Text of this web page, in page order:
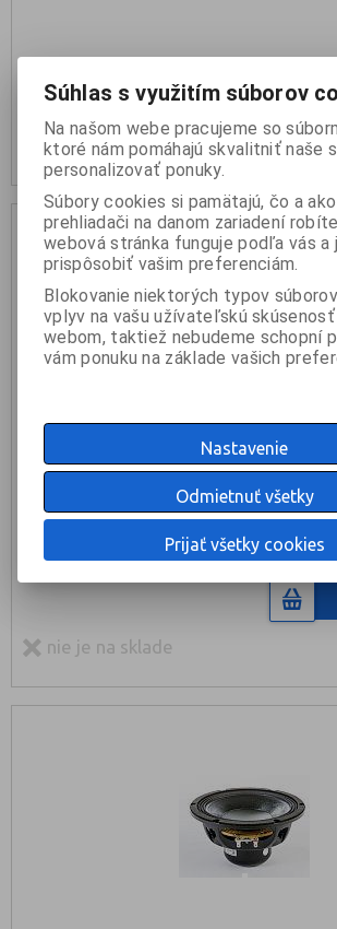
nie je na sklade
Akcia - 10 %
18 SOUND 8M400F 8ohm
nie je na sklade
Súhlas s využitím súborov
Na našom webe pracujeme so
ktoré nám pomáhajú skvalitniť naše
personalizovať ponuky.
Súbory cookies si pamätajú, čo a
prehliadači na danom zariadení
webová stránka funguje podľa vás a
prispôsobiť vašim preferenciám.
Blokovanie niektorých typov
vplyv na vašu užívateľskú skúsenosť
webom, taktiež nebudeme schopní
vám ponuku na základe vašich
Nastavenie
Odmietnuť všetky
Prijať všetky cookies